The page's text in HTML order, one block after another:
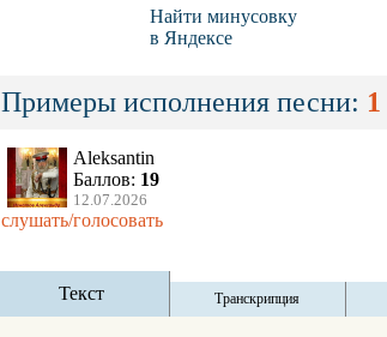
Найти минусовку
в Яндексе
Примеры исполнения песни: 1
Aleksantin
Баллов: 19
12.07.2026
слушать/голосовать
Текст Транскрипция